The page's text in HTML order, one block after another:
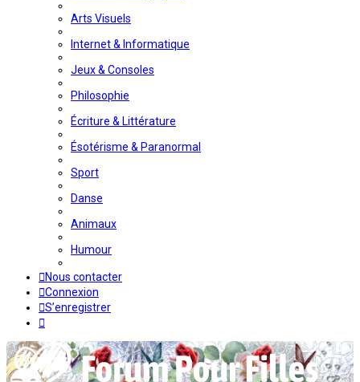
Arts Visuels
Internet & Informatique
Jeux & Consoles
Philosophie
Écriture & Littérature
Ésotérisme & Paranormal
Sport
Danse
Animaux
Humour
Nous contacter
Connexion
S’enregistrer